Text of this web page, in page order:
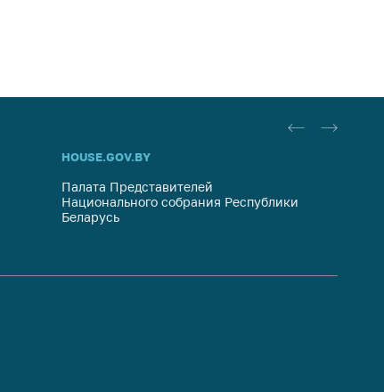
HOUSE.GOV.BY
Палата Представителей
Национального собрания Республики
Беларусь